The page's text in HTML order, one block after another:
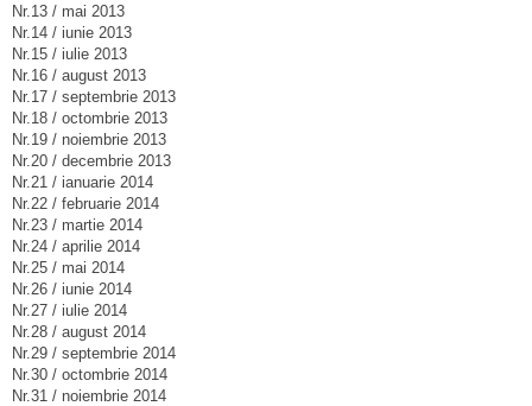
Nr.13 / mai 2013
Nr.14 / iunie 2013
Nr.15 / iulie 2013
Nr.16 / august 2013
Nr.17 / septembrie 2013
Nr.18 / octombrie 2013
Nr.19 / noiembrie 2013
Nr.20 / decembrie 2013
Nr.21 / ianuarie 2014
Nr.22 / februarie 2014
Nr.23 / martie 2014
Nr.24 / aprilie 2014
Nr.25 / mai 2014
Nr.26 / iunie 2014
Nr.27 / iulie 2014
Nr.28 / august 2014
Nr.29 / septembrie 2014
Nr.30 / octombrie 2014
Nr.31 / noiembrie 2014